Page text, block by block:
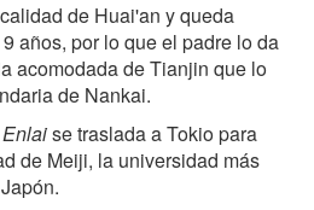
de Huai'an y queda
años, por lo que el padre lo da
acomodada de Tianjin que lo
de Nankai.
se traslada a Tokio para
de Meiji, la universidad más